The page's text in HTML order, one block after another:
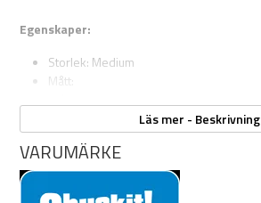
Egenskaper:
Storlek: Medium
Mått:
Doft: bacon
Naturgummi
Kompatibel med Chuckit-kastare strl M
Flytande
Läs mer - Beskrivning
VARUMÄRKE